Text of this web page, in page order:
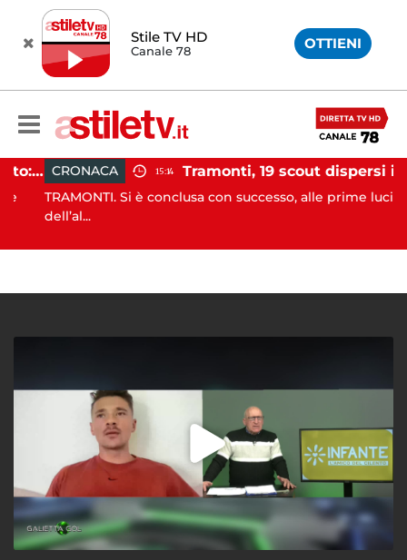
Stile TV HD
Canale 78 OTTIENI
Incidente agricolo nel Cilento: trattore si ribalta, muore 71enne CRONACA 15:14 Tramonti, 19 scout dispersi in montagna salvati dai vigili del fuoco
TRAMONTI. Si è conclusa con successo, alle prime luci
dell’al...